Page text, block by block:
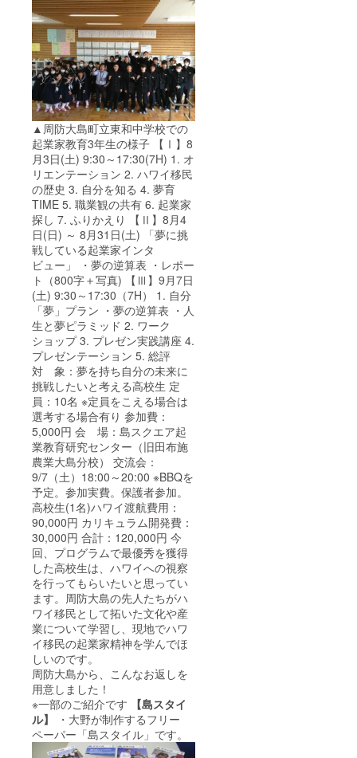
▲周防大島町立東和中学校での
起業家教育3年生の様子 【Ⅰ】8
月3日(土) 9:30～17:30(7H) 1. オ
リエンテーション 2. ハワイ移民
の歴史 3. 自分を知る 4. 夢育
TIME 5. 職業観の共有 6. 起業家
探し 7. ふりかえり 【Ⅱ】8月4
日(日) ～ 8月31日(土) 「夢に挑
戦している起業家インタ
ビュー」 ・夢の逆算表 ・レポー
ト（800字＋写真) 【Ⅲ】9月7日
(土) 9:30～17:30（7H） 1. 自分
「夢」プラン ・夢の逆算表 ・人
生と夢ピラミッド 2. ワーク
ショップ 3. プレゼン実践講座 4.
プレゼンテーション 5. 総評
対 象：夢を持ち自分の未来に
挑戦したいと考える高校生 定
員：10名 ※定員をこえる場合は
選考する場合有り 参加費：
5,000円 会 場：島スクエア起
業教育研究センター（旧田布施
農業大島分校） 交流会：
9/7（土）18:00～20:00 ※BBQを
予定。参加実費。保護者参加。
高校生(1名)ハワイ渡航費用：
90,000円 カリキュラム開発費：
30,000円 合計：120,000円 今
回、プログラムで最優秀を獲得
した高校生は、ハワイへの視察
を行ってもらいたいと思ってい
ます。周防大島の先人たちがハ
ワイ移民として拓いた文化や産
業について学習し、現地でハワ
イ移民の起業家精神を学んでほ
しいのです。
周防大島から、こんなお返しを
用意しました！
※一部のご紹介です
【島スタイ
ル】
・大野が制作するフリー
ペーパー「島スタイル」です。